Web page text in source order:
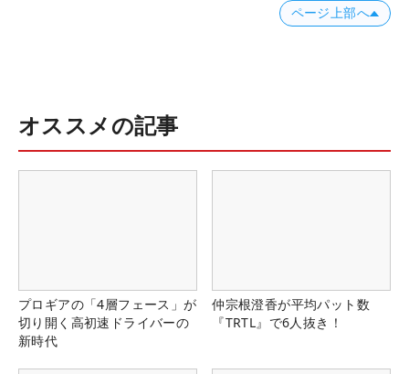
ページ上部へ
オススメの記事
プロギアの「4層フェース」が
切り開く高初速ドライバーの
新時代
仲宗根澄香が平均パット数
『TRTL』で6人抜き！